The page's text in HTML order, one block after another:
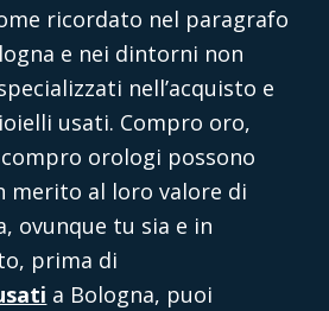
ricordato nel paragrafo
e nei dintorni non
nell’acquisto e
usati. Compro oro,
orologi possono
merito al loro valore di
ovunque tu sia e in
prima di
a Bologna, puoi